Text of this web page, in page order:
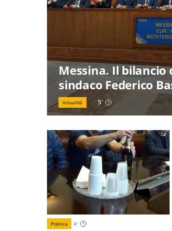
Messina. Il
sindaco Federico
Attualità 5'
Politica 4'